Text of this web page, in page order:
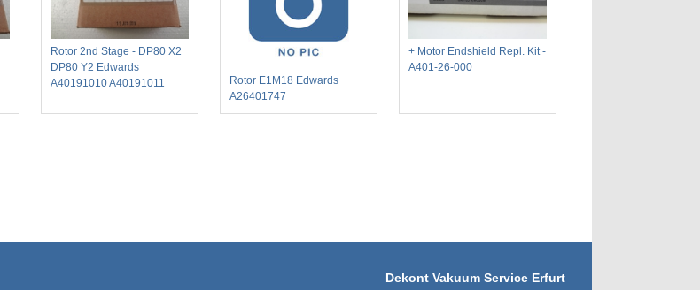
Rotor 2nd Stage - DP80 X2
DP80 Y2 Edwards
A40191010 A40191011
Rotor E1M18 Edwards
A26401747
+ Motor Endshield Repl. Kit -
A401-26-000
Dekont Vakuum Service Erfurt